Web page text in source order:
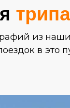
закрепить за
часть стоимости
в день начала
каждый
вопросы и уже
навстречу